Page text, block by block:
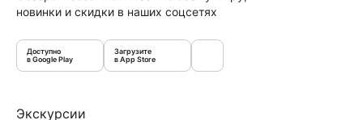
новинки и скидки в наших соцсетях
Доступно
в Google Play
Загрузите
в App Store
Экскурсии